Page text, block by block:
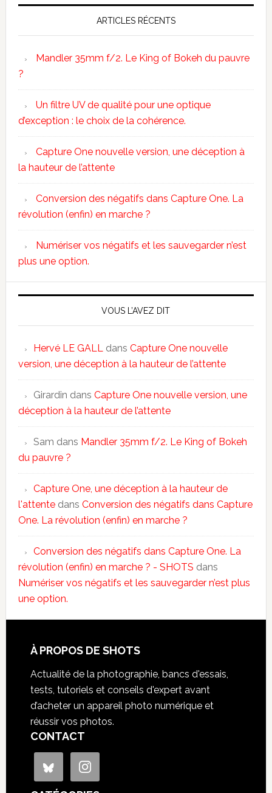
ARTICLES RÉCENTS
Mandler 35mm f/2. Le King of Bokeh du pauvre
?
Un filtre UV de qualité pour une optique
d’exception : le choix de la cohérence.
Capture One nouvelle version, une déception à
la hauteur de l’attente
Conversion des négatifs dans Capture One. La
révolution (enfin) en marche ?
Numériser vos négatifs et les sauvegarder n’est
plus une option.
VOUS L’AVEZ DIT
Hervé LE GALL dans Capture One nouvelle
version, une déception à la hauteur de l’attente
Girardin dans Capture One nouvelle version, une
déception à la hauteur de l’attente
Sam dans Mandler 35mm f/2. Le King of Bokeh
du pauvre ?
Capture One, une déception à la hauteur de
l'attentedans Conversion des négatifs dans Capture
One. La révolution (enfin) en marche ?
Conversion des négatifs dans Capture One. La
révolution (enfin) en marche ? - SHOTS dans
Numériser vos négatifs et les sauvegarder n’est plus
une option.
À PROPOS DE SHOTS
Actualité de la photographie, bancs d'essais,
tests, tutoriels et conseils d'expert avant
d’acheter un appareil photo numérique et
réussir vos photos.
CONTACT